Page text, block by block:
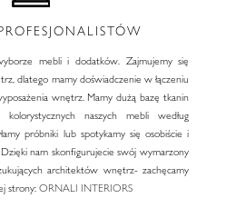
mebli i dodatków. Zajmujemy się
dlatego mamy doświadczenie w łączeniu
wnętrz. Mamy dużą bazę tkanin
naszych mebli według
próbniki lub spotykamy się osobiście i
nam skonfigurujecie swój wymarzony
architektów wnętrz- zachęcamy
strony:ORNALI INTERIORS